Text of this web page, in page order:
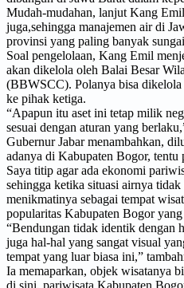
Mudah-mudahan, lanjut Kang
juga,sehingga manajemen air di
provinsi yang paling banyak
Soal pengelolaan, Kang Emil
akan dikelola oleh Balai Besar
(BBWSCC). Polanya bisa
ke pihak ketiga.
“Apapun itu aset ini tetap milik
sesuai dengan aturan yang
Gubernur Jabar menambahkan,
adanya di Kabupaten Bogor, tentu
Saya titip agar ada ekonomi
sehingga ketika situasi airnya
menikmatinya sebagai tempat
popularitas Kabupaten Bogor
“Bendungan tidak identik dengan
juga hal-hal yang sangat visual
tempat yang luar biasa ini,”
Ia memaparkan, objek wisatanya
di sini, pariwisata Kabupaten